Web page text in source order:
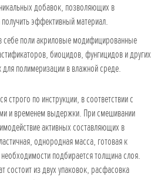
добавок, позволяющих в
эффективный материал.
себе поли акриловые модифицированные
биоцидов, фунгицидов и других
полимеризации в влажной среде.
строго по инструкции, в соответствии с
и временем выдержки. При смешивании
активных составляющих в
однородная масса, готовая к
подбирается толщина слоя.
состоит из двух упаковок, расфасовка